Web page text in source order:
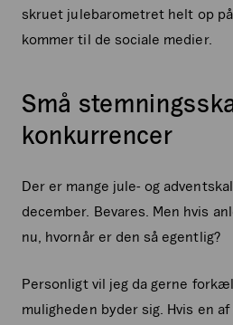
skruet julebarometret helt op på
kommer til de sociale medier.
Små
konkurrencer
Der er mange jule- og
december. Bevares. Men hvis
nu, hvornår er den så egentlig?
Personligt vil jeg da gerne
muligheden byder sig. Hvis en